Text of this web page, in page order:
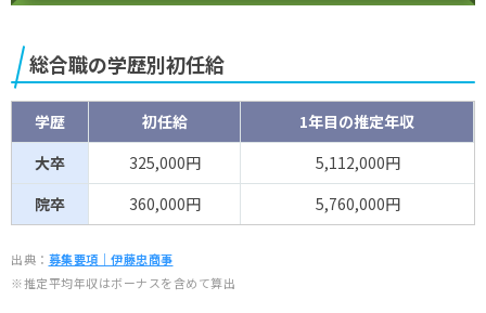
総合職の学歴別初任給
学歴 初任給
1年目の推定年収
大卒
325,000円
5,112,000円
院卒
360,000円 5,760,000円
出典： 募集要項｜伊藤忠商事
※推定平均年収はボーナスを含めて算出